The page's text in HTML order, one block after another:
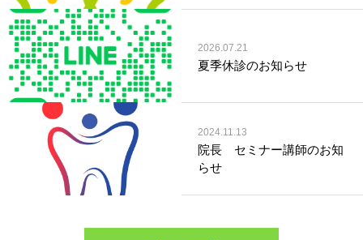
2026.07.21
夏季休診のお知らせ
2024.11.13
院長 セミナー講師のお知
らせ